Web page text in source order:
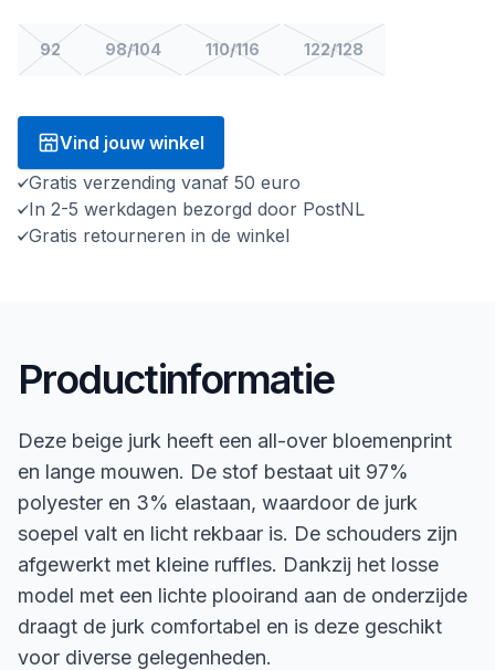
92 98/104 110/116 122/128
Vind jouw winkel
Gratis verzending vanaf 50 euro
In 2-5 werkdagen bezorgd door PostNL
Gratis retourneren in de winkel
Productinformatie
Deze beige jurk heeft een all-over bloemenprint
en lange mouwen. De stof bestaat uit 97%
polyester en 3% elastaan, waardoor de jurk
soepel valt en licht rekbaar is. De schouders zijn
afgewerkt met kleine ruffles. Dankzij het losse
model met een lichte plooirand aan de onderzijde
draagt de jurk comfortabel en is deze geschikt
voor diverse gelegenheden.